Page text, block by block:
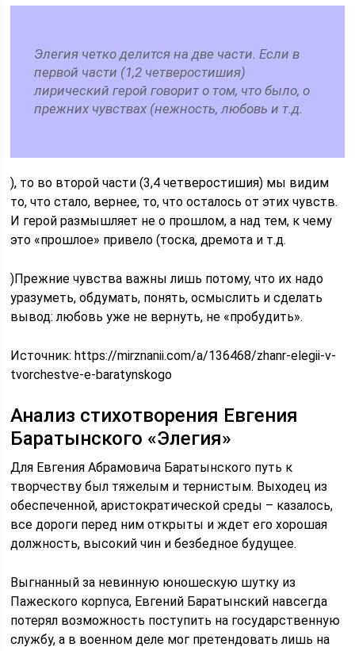
Элегия четко делится на две части. Если в
первой части (1,2 четверостишия)
лирический герой говорит о том, что было, о
прежних чувствах (нежность, любовь и т.д.
), то во второй части (3,4 четверостишия) мы видим
то, что стало, вернее, то, что осталось от этих чувств.
И герой размышляет не о прошлом, а над тем, к чему
это «прошлое» привело (тоска, дремота и т.д.
)Прежние чувства важны лишь потому, что их надо
уразуметь, обдумать, понять, осмыслить и сделать
вывод: любовь уже не вернуть, не «пробудить».
Источник:https://mirznanii.com/a/136468/zhanr-elegii-v-
tvorchestve-e-baratynskogo
Анализ стихотворения Евгения
Баратынского «Элегия»
Для Евгения Абрамовича Баратынского путь к
творчеству был тяжелым и тернистым. Выходец из
обеспеченной, аристократической среды – казалось,
все дороги перед ним открыты и ждет его хорошая
должность, высокий чин и безбедное будущее.
Выгнанный за невинную юношескую шутку из
Пажеского корпуса, Евгений Баратынский навсегда
потерял возможность поступить на государственную
службу, а в военном деле мог претендовать лишь на